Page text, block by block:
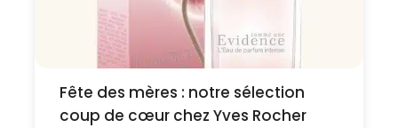
Fête des mères : notre sélection
coup de cœur chez Yves Rocher